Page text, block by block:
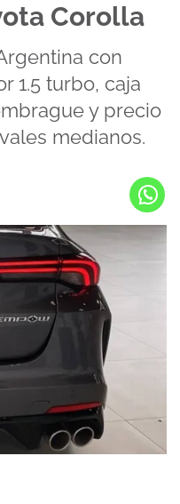
Corolla
con
1.5 turbo, caja
y precio
medianos.